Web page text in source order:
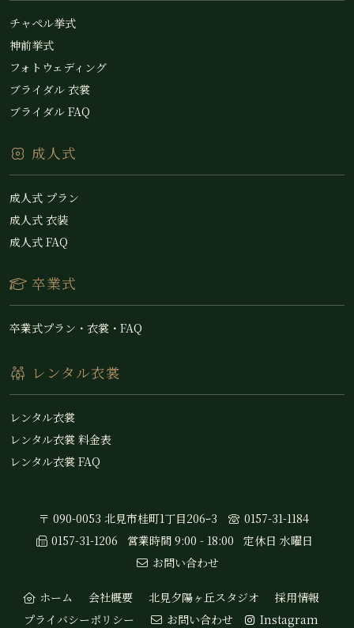
チャペル挙式
神前挙式
フォトウェディング
ブライダル 衣裳
ブライダル FAQ
成人式
成人式 プラン
成人式 衣装
成人式 FAQ
卒業式
卒業式プラン・衣裳・FAQ
レンタル衣裳
レンタル衣裳
レンタル衣裳 料金表
レンタル衣裳 FAQ
〒 090-0053 北見市桂町1丁目206ｰ3
0157-31-1184
0157-31-1206
営業時間 9:00 - 18:00
定休日 水曜日
お問い合わせ
ホーム 会社概要 北見夕陽ヶ丘スタジオ
採用情報
プライバシーポリシー
お問い合わせ Instagram